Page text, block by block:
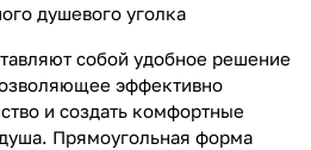
душевого уголка
собой удобное решение
эффективно
и создать комфортные
Прямоугольная форма